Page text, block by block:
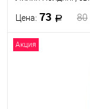
Цена: 73 80
Акция